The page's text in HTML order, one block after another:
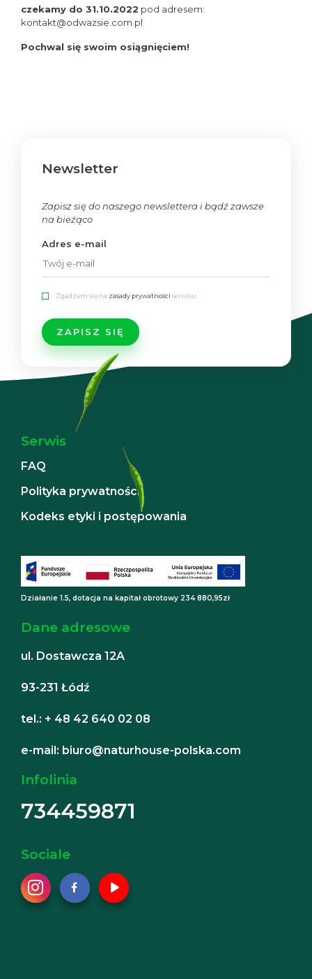
czekamy do 31.10.2022 pod adresem:
kontakt@odwazsie.com.pl
Pochwal się swoim osiągnięciem!
Newsletter
Zapisz się do naszego newslettera i bądź zawsze
na bieżąco
Adres e-mail
Zgadzam się na zasady prywatności serwisu
Serwis
FAQ
Polityka prywatności
Kodeks etyki i postępowania
Działanie 1.5, dotacja na kapitał obrotowy 234 880,95zł
Dane adresowe
ul. Dostawcza 12A
93-231 Łódź
tel.: + 48 42 640 02 08
e-mail: biuro@naturhouse-polska.com
Infolinia
734459871
Sociale